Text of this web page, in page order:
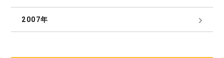
2007年